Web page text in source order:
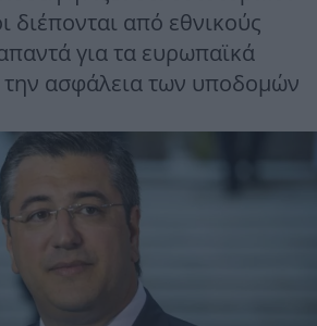
διέπονται από εθνικούς
για τα ευρωπαϊκά
την ασφάλεια των υποδομών